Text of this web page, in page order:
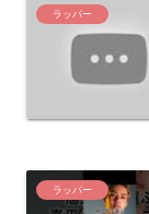
ラッパー
ラッパー